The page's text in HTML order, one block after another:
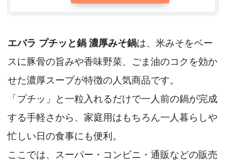
エバラ プチッと鍋 濃厚みそ鍋は、米みそをベー
スに豚骨の旨みや香味野菜、ごま油のコクを効か
せた濃厚スープが特徴の人気商品です。
「プチッ」と一粒入れるだけで一人前の鍋が完成
する手軽さから、家庭用はもちろん一人暮らしや
忙しい日の食事にも便利。
ここでは、スーパー・コンビニ・通販などの販売